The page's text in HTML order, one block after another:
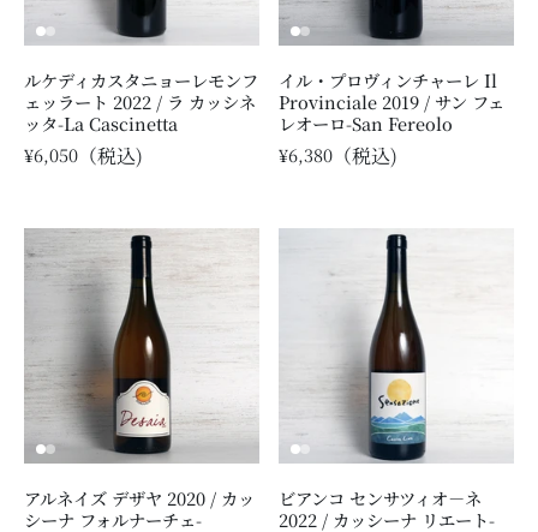
ルケディカスタニョーレモンフ
ェッラート 2022 / ラ カッシネ
ッタ-La Cascinetta
¥6,050
イル・プロヴィンチャーレ Il
Provinciale 2019 / サン フェ
レオーロ-San Fereolo
¥6,380
アルネイズ デザヤ 2020 / カッ
シーナ フォルナーチェ-
ビアンコ センサツィオ－ネ
2022 / カッシーナ リエート-